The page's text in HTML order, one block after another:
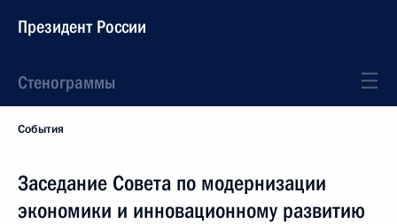
Президент России
Стенограммы
События
Заседание Совета по модернизации
экономики и инновационному развитию